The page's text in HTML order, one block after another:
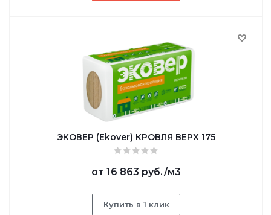
ЭКОВЕР (Ekover) КРОВЛЯ ВЕРХ 175
от 16 863 руб./м3
Купить в 1 клик